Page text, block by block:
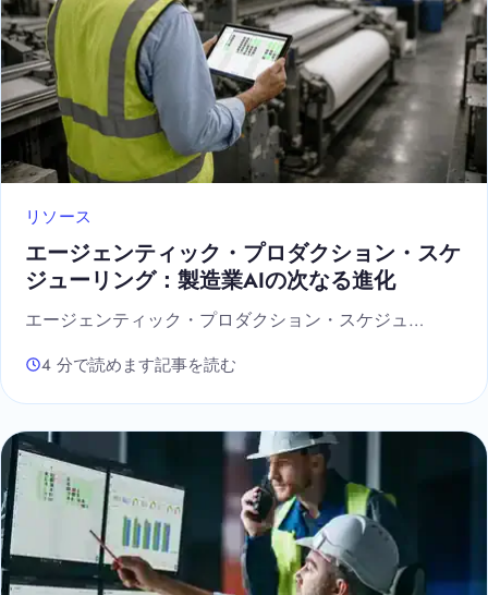
リソース
エージェンティック・プロダクション・スケ
ジューリング：製造業AIの次なる進化
エージェンティック・プロダクション・スケジュ…
4 分で読めます記事を読む